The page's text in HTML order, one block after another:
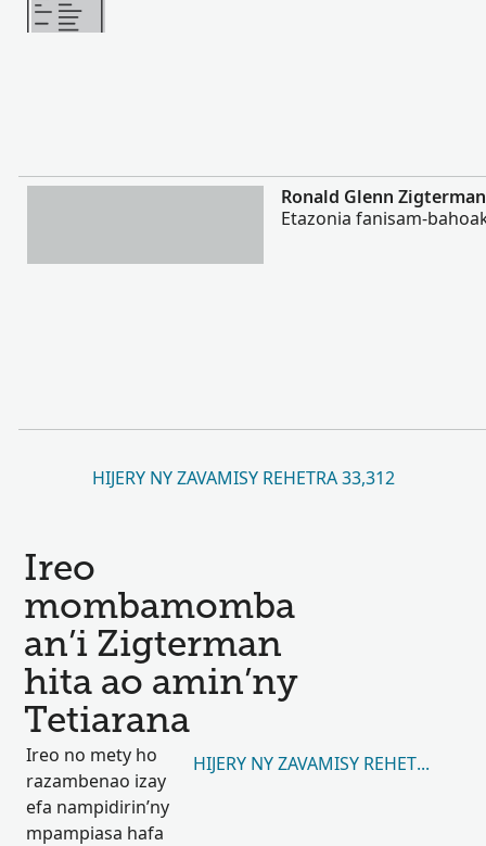
Misimisy kokoa
Ronald Glenn Zigterman
Etazonia fanisam-
HIJERY NY ZAVAMISY REHETRA 33,312
Ireo
mombamomba
an’i Zigterman
hita ao amin’ny
Tetiarana
Ireo no mety ho
razambenao izay
efa nampidirin’ny
mpampiasa hafa
HIJERY NY ZAVAMISY REHETRA 5,350